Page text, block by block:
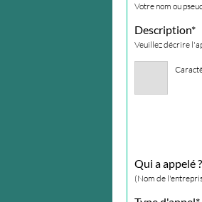
Votre nom ou
Description*
Veuillez décrire
Qui a appelé
(Nom de